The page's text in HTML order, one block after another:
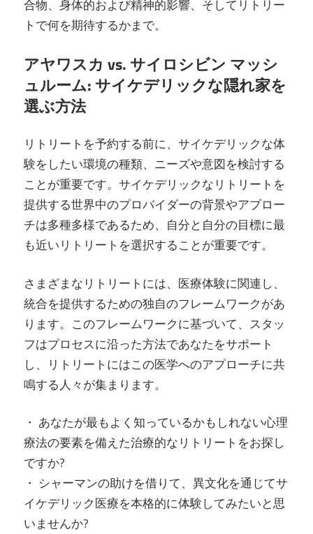
合物、身体的および精神的影響、そしてリトリー
トで何を期待するかまで。
アヤワスカ vs. サイロシビン マッシ
ュルーム: サイケデリックな隠れ家を
選ぶ方法
リトリートを予約する前に、サイケデリックな体
験をしたい環境の種類、ニーズや意図を検討する
ことが重要です。サイケデリックなリトリートを
提供する世界中のプロバイダーの背景やアプロー
チは多種多様であるため、自分と自分の目標に最
も近いリトリートを選択することが重要です。
さまざまなリトリートには、医療体験に関連し、
統合を提供するための独自のフレームワークがあ
ります。このフレームワークに基づいて、スタッ
フはプロセスに沿った方法であなたをサポート
し、リトリートにはこの医学へのアプローチに共
鳴する人々が集まります。
・ あなたが最もよく知っているかもしれない心理
療法の要素を備えた治療的なリトリートをお探し
ですか?
・ シャーマンの助けを借りて、異文化を通じてサ
イケデリック医療を本格的に体験してみたいと思
いませんか?